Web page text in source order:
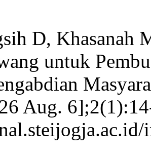
D, Khasanah
untuk
Aug.